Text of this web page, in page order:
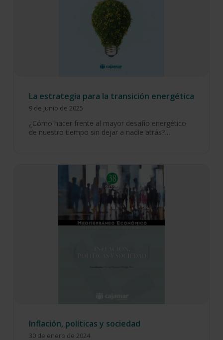
La estrategia para la transición energética
9 de junio de 2025
¿Cómo hacer frente al mayor desafío energético
de nuestro tiempo sin dejar a nadie atrás?…
Inflación, políticas y sociedad
30 de enero de 2024